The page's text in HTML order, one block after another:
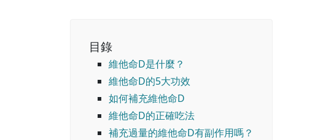
目錄
維他命D是什麼？
維他命D的5大功效
如何補充維他命D
維他命D的正確吃法
補充過量的維他命D有副作用嗎？